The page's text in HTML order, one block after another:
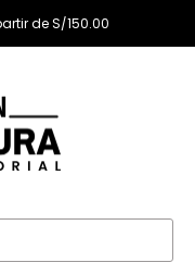
de S/150.00